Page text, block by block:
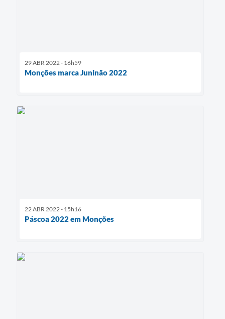
29 ABR 2022 - 16h59
Monções marca Juninão 2022
22 ABR 2022 - 15h16
Páscoa 2022 em Monções